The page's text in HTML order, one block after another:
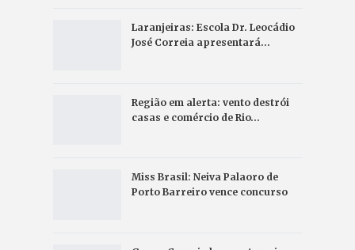
Laranjeiras: Escola Dr. Leocádio
José Correia apresentará…
Região em alerta: vento destrói
casas e comércio de Rio…
Miss Brasil: Neiva Palaoro de
Porto Barreiro vence concurso